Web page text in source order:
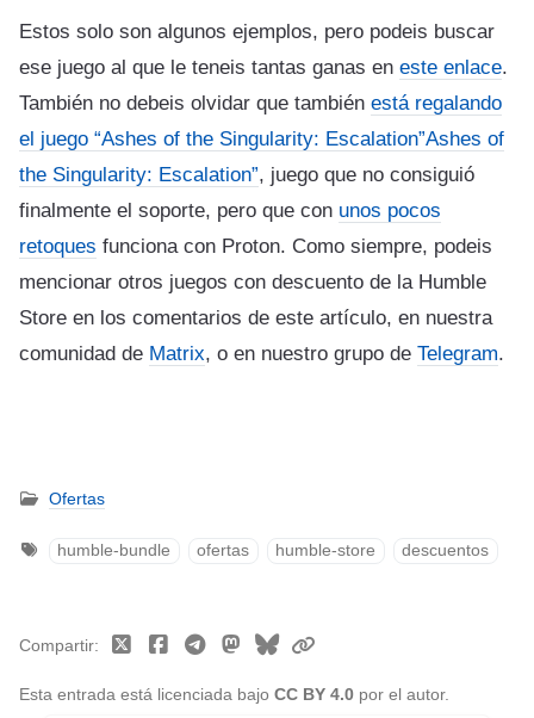
Estos solo son algunos ejemplos, pero podeis buscar
ese juego al que le teneis tantas ganas en este enlace.
También no debeis olvidar que también está regalando
el juego “Ashes of the Singularity: Escalation”Ashes of
the Singularity: Escalation”, juego que no consiguió
finalmente el soporte, pero que con unos pocos
retoques funciona con Proton. Como siempre, podeis
mencionar otros juegos con descuento de la Humble
Store en los comentarios de este artículo, en nuestra
comunidad de Matrix, o en nuestro grupo de Telegram.
Ofertas
humble-bundle ofertas humble-store descuentos
Esta entrada está licenciada bajo CC BY 4.0 por el autor.
Compartir